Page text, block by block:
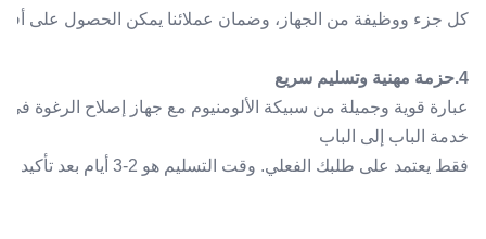
كل جزء ووظيفة من الجهاز، وضمان عملائنا يمكن الحصول على
4.حزمة مهنية وتسليم سريع
عبارة قوية وجميلة من سبيكة الألومنيوم مع جهاز إصلاح الرغوة
خدمة الباب إلى الباب
فقط يعتمد على طلبك الفعلي. وقت التسليم هو 2-3 أيام بعد تأكيد الطلب.